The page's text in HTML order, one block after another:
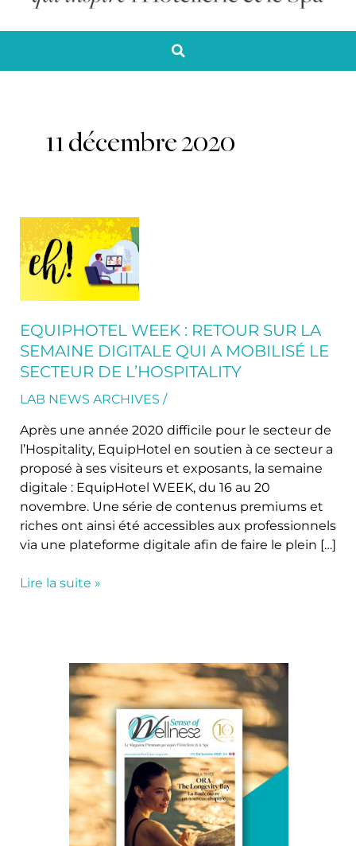
11 décembre 2020
EQUIPHOTEL WEEK : RETOUR SUR LA
SEMAINE DIGITALE QUI A MOBILISÉ LE
SECTEUR DE L’HOSPITALITY
LAB NEWS ARCHIVES /
Après une année 2020 difficile pour le secteur de
l’Hospitality, EquipHotel en soutien à ce secteur a
proposé à ses visiteurs et exposants, la semaine
digitale : EquipHotel WEEK, du 16 au 20
novembre. Une série de contenus premiums et
riches ont ainsi été accessibles aux professionnels
via une plateforme digitale afin de faire le plein […]
Equiphotel
Week
:
retour
sur
la
semaine
digitale
qui
a
le
secteur
de
l’hospitality
Lire la suite »